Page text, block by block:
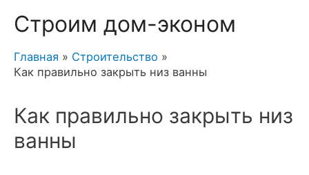
Строим дом-эконом
Главная
Строительство
Как правильно закрыть низ ванны
Как правильно закрыть низ
ванны